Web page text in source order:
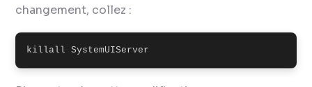
changement, collez :
killall SystemUIServer